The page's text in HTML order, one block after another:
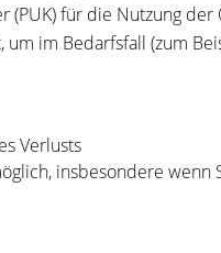
(PUK)für die Nutzung der
im Bedarfsfall (zum
Verlusts
insbesondere